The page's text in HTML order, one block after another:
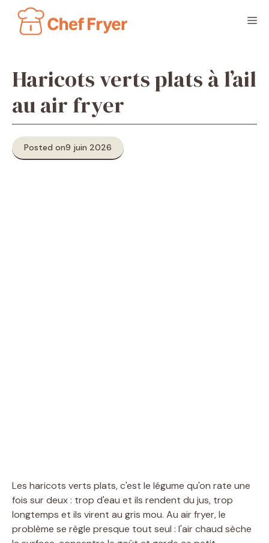
contenu
Haricots verts plats à l’ail
au air fryer
Posted on9 juin 2026
Les haricots verts plats, c'est le légume qu'on rate une
fois sur deux : trop d'eau et ils rendent du jus, trop
longtemps et ils virent au gris mou. Au air fryer, le
problème se règle presque tout seul : l'air chaud sèche